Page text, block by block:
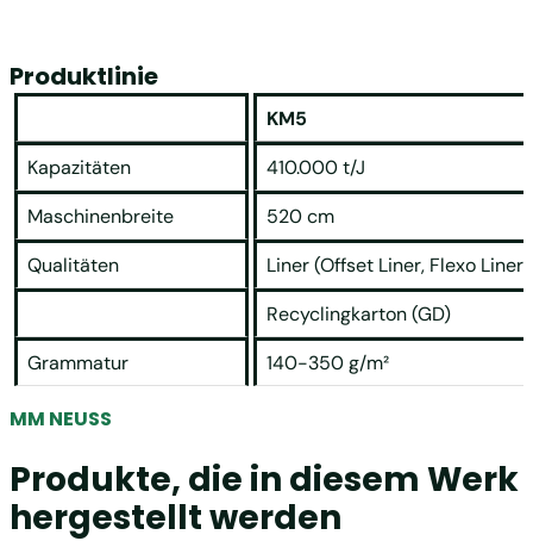
Produktlinie
KM5
Kapazitäten
410.000 t/J
Maschinenbreite
520 cm
Qualitäten
Liner (Offset Liner, Flexo Liner)
Recyclingkarton (GD)
Grammatur
140-350 g/m²
MM NEUSS
Produkte, die in diesem Werk
hergestellt werden